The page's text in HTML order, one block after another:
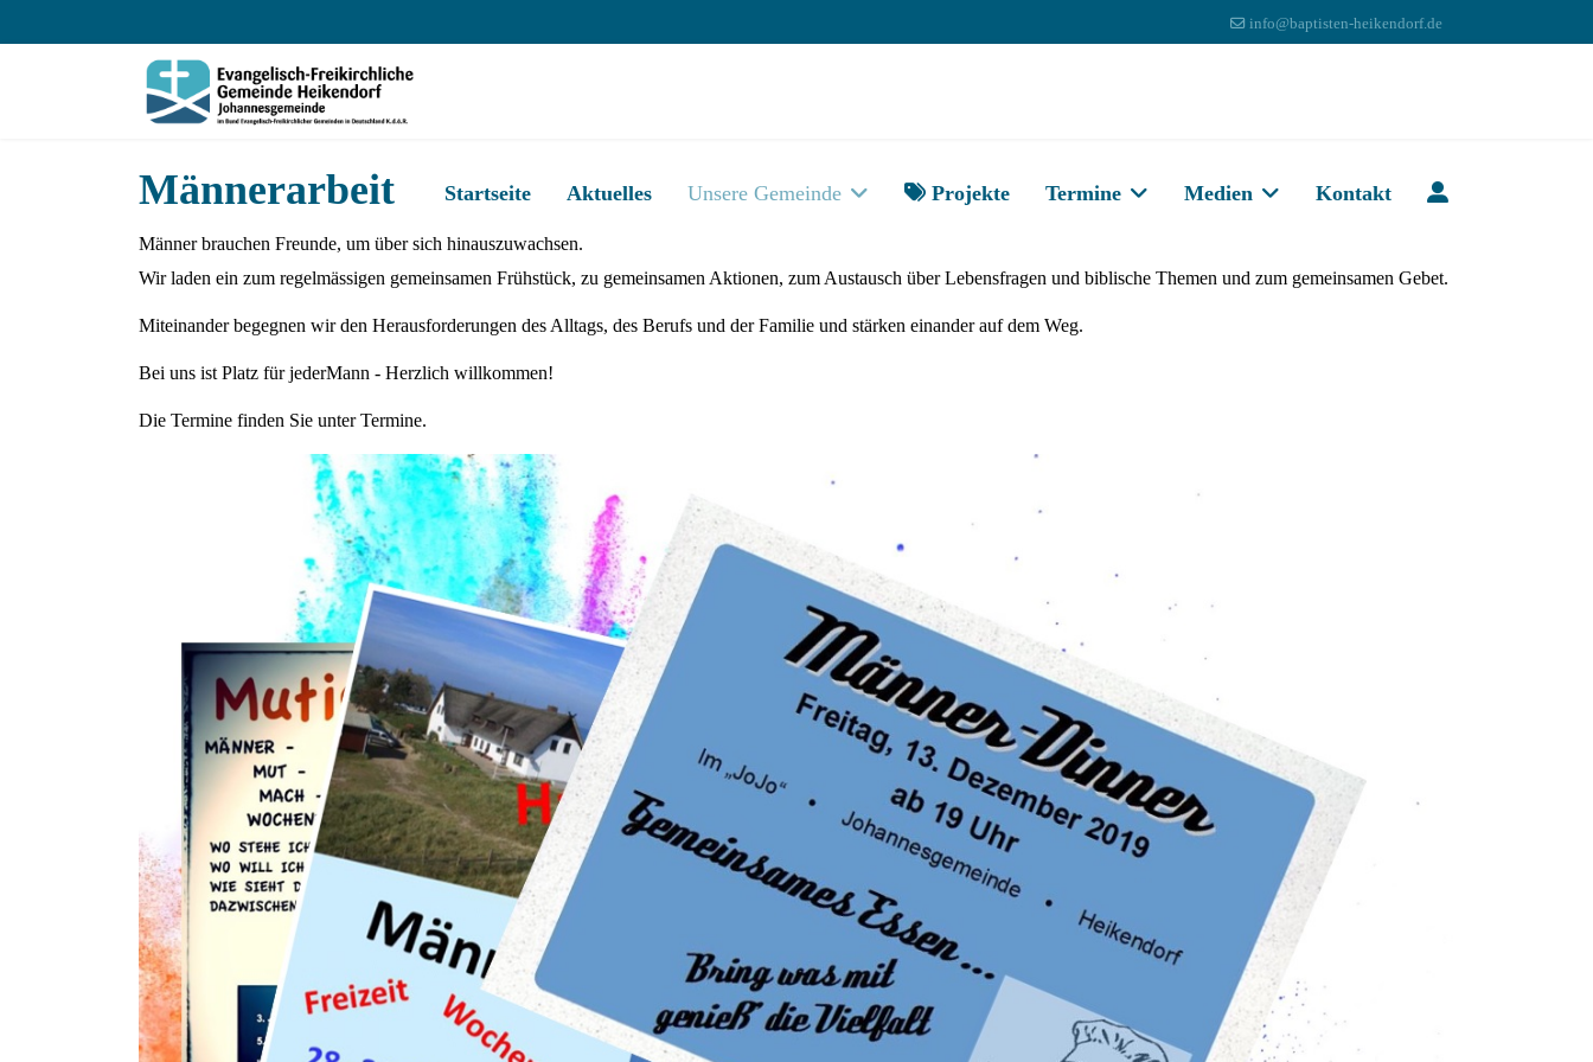
info@baptisten-heikendorf.de
Startseite Aktuelles Unsere Gemeinde Projekte Termine Medien Kontakt
Männerarbeit
Männer brauchen Freunde, um über sich hinauszuwachsen.
Wir laden ein zum regelmässigen gemeinsamen Frühstück, zu gemeinsamen Aktionen, zum Austausch über Lebensfragen und biblische Themen und zum gemeinsamen Gebet.
Miteinander begegnen wir den Herausforderungen des Alltags, des Berufs und der Familie und stärken einander auf dem Weg.
Bei uns ist Platz für jederMann - Herzlich willkommen!
Die Termine finden Sie unter Termine.